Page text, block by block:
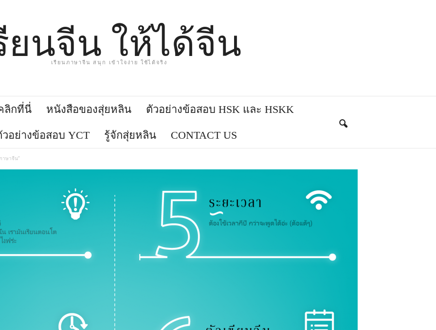
ยนจีน ให้ได้จีน
เรียนภาษาจีน สนุก เข้าใจง่าย ใช้ได้จริง
ลิกที่นี่ หนังสือของสุ่ยหลิน ตัวอย่างข้อสอบ HSK และ HSKK
อย่างข้อสอบ YCT รู้จักสุ่ยหลิน CONTACT US
าษาจีน”